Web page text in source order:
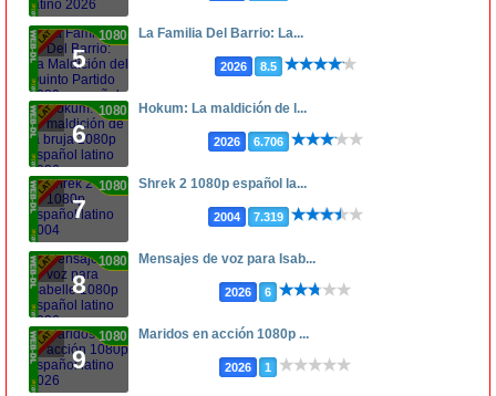
5
1080p La Familia Del Barrio: La...
2026 8.5
6
1080p Hokum: La maldición de l...
2026 6.706
7
1080p Shrek 2 1080p español la...
2004 7.319
8
1080p Mensajes de voz para Isab...
2026 6
9
1080p Maridos en acción 1080p ...
2026 1